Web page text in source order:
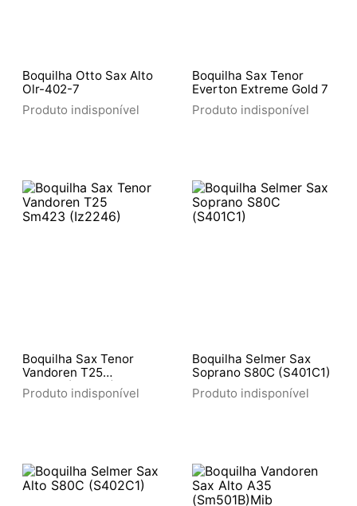
Boquilha Otto Sax Alto
Olr-402-7
Produto indisponível
Boquilha Sax Tenor
Everton Extreme Gold 7
Produto indisponível
Boquilha Sax Tenor
Vandoren T25
Sm423 (Iz2246)
Produto indisponível
Boquilha Selmer Sax
Soprano S80C (S401C1)
Produto indisponível